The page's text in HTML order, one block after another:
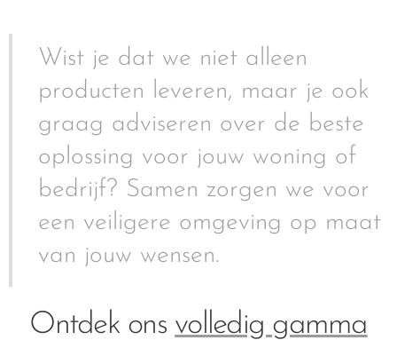
Wist je dat we niet alleen
producten leveren, maar je ook
graag adviseren over de beste
oplossing voor jouw woning of
bedrijf? Samen zorgen we voor
een veiligere omgeving op maat
van jouw wensen.
Ontdek ons volledig gamma